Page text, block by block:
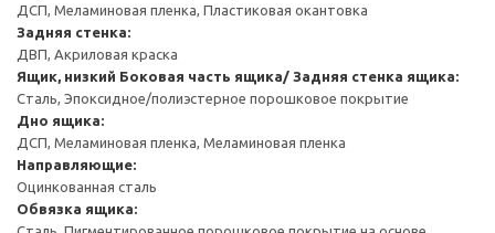
ДСП, Меламиновая пленка, Пластиковая окантовка
Задняя стенка:
ДВП, Акриловая краска
Ящик, низкий Боковая часть ящика/ Задняя стенка ящика:
Сталь, Эпоксидное/полиэстерное порошковое покрытие
Дно ящика:
ДСП, Меламиновая пленка, Меламиновая пленка
Направляющие:
Оцинкованная сталь
Обвязка ящика: